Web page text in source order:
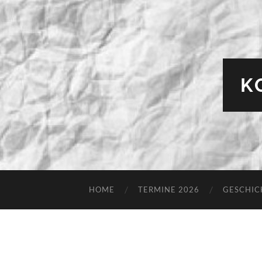
HOME TERMINE 2026